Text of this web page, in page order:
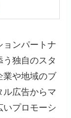
ョンパートナ
独自のスタ
業や地域のブ
ル広告からマ
いプロモーシ